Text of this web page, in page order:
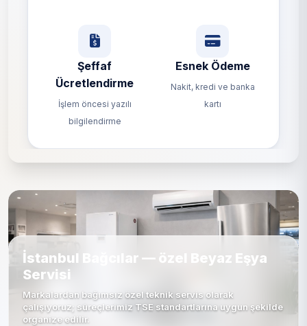
Şeffaf
Ücretlendirme
İşlem öncesi yazılı
bilgilendirme
Esnek Ödeme
Nakit, kredi ve banka
kartı
İstanbul Bağcılar — özel Beyaz Eşya
Servisi
Markalardan bağımsız özel teknik servis olarak
çalışıyoruz; süreçlerimiz TSE standartlarına uygun şekilde
organize edilir.